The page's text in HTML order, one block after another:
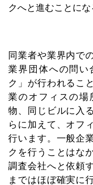
クへと進むことにな
同業者や業界内で
業界団体への問い
ク」が行われるこ
業のオフィスの場
物、同じビルに入
らに加えて、オフ
行います。一般企
クを行うことはな
調査会社へと依頼
まではほぼ確実に